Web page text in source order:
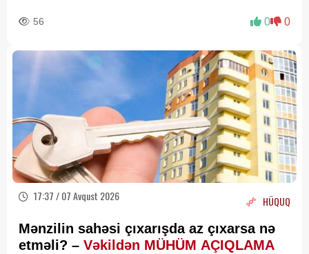
56 0 0
17:37 / 07 Avqust 2026 HÜQUQ
Mənzilin sahəsi çıxarışda az çıxarsa nə
etməli? – Vəkildən MÜHÜM AÇIQLAMA